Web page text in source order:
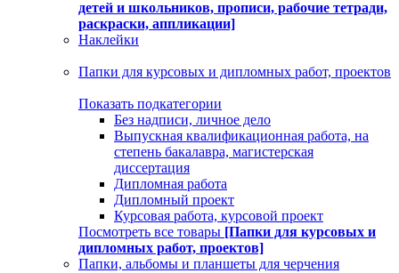
детей и школьников, прописи, рабочие тетради,
раскраски, аппликации]
Наклейки
Папки для курсовых и дипломных работ, проектов
Показать подкатегории
Без надписи, личное дело
Выпускная квалификационная работа, на
степень бакалавра, магистерская
диссертация
Дипломная работа
Дипломный проект
Курсовая работа, курсовой проект
Посмотреть все товары [Папки для курсовых и
дипломных работ, проектов]
Папки, альбомы и планшеты для черчения